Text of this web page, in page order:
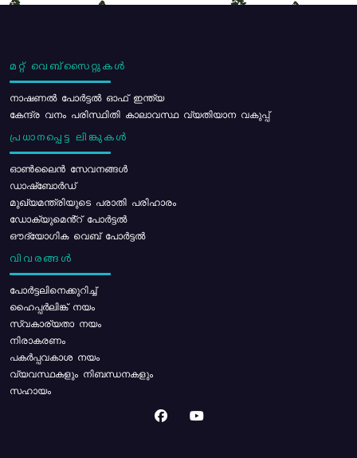
മറ്റ് വെബ്സൈറ്റുകൾ
നാഷണൽ പോർട്ടൽ ഓഫ് ഇന്ത്യ
കേന്ദ്ര വനം പരിസ്ഥിതി കാലാവസ്ഥ വ്യതിയാന വകുപ്പ്
പ്രധാനപ്പെട്ട ലിങ്കുകൾ
ഓൺലൈൻ സേവനങ്ങൾ
ഡാഷ്ബോർഡ്
മുഖ്യമന്ത്രിയുടെ പരാതി പരിഹാരം
ഡോക്യുമെൻ്റ് പോർട്ടൽ
ഔദ്യോഗിക വെബ് പോർട്ടൽ
വിവരങ്ങൾ
പോര്‍ട്ടലിനെക്കുറിച്ച്
ഹൈപ്പർലിങ്ക് നയം
സ്വകാര്യതാ നയം
നിരാകരണം
പകർപ്പവകാശ നയം
വ്യവസ്ഥകളും നിബന്ധനകളും
സഹായം